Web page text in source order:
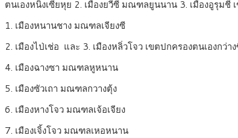
ตนเองหนิงเซี่ยหุย 2. เมืองยวี่ซี มณฑลยูนนาน 3. เมืองอูรุมชี
1. เมืองหนานชาง มณฑลเจียงซี
2. เมืองไป่เช่อ และ 3. เมืองหลิ่วโจว เขตปกครองตนเองกว่า
4. เมืองฉางซา มณฑลหูหนาน
5. เมืองซัวเถา มณฑลกวางตุ้ง
6. เมืองหางโจว มณฑลเจ้อเจียง
7. เมืองเจิ้งโจว มณฑลเหอหนาน